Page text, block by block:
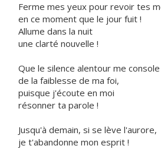
Ferme mes yeux pour revoir tes
en ce moment que le jour fuit !
Allume dans la nuit
une clarté nouvelle !
Que le silence alentour me console
de la faiblesse de ma foi,
puisque j'écoute en moi
résonner ta parole !
Jusqu'à demain, si se lève l'aurore,
je t'abandonne mon esprit !